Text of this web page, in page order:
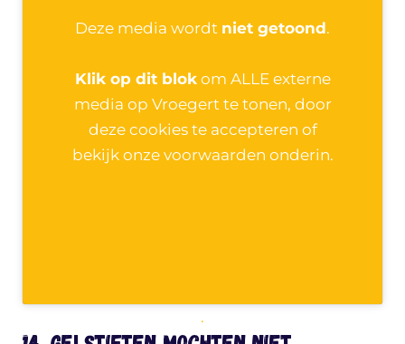
Deze media wordt niet getoond.
Klik op dit blokom ALLE externe
media op Vroegert te tonen, door
deze cookies te accepteren of
bekijk onze voorwaarden onderin.
.